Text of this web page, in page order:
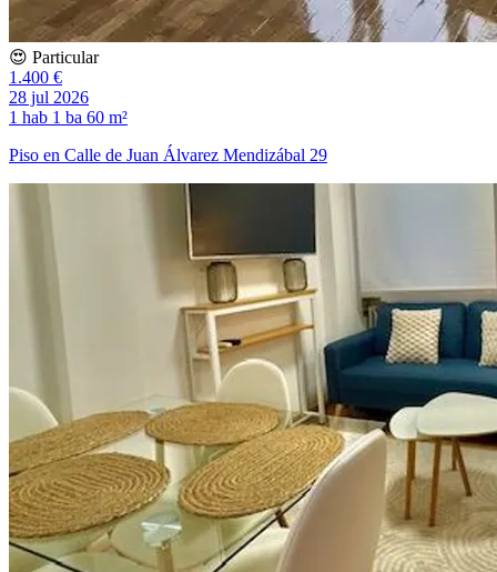
😍 Particular
1.400 €
28 jul 2026
1 hab 1 ba 60 m²
Piso en Calle de Juan Álvarez Mendizábal 29